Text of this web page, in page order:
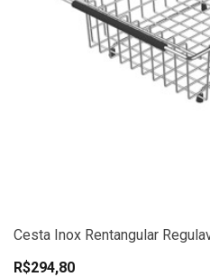
Cesta Inox Rentangular
R$294,80